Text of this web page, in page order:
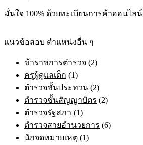
latest
มั่นใจ 100% ด้วยทะเบียนการค้าออนไลน์
แนวข้อสอบ ตำแหน่งอื่น ๆ
ข้าราชการตำรวจ (2)
ครูผู้ดูแลเด็ก (1)
ตำรวจชั้นประทวน (2)
ตำรวจชั้นสัญญาบัตร (2)
ตำรวจรัฐสภา (1)
ตำรวจสายอำนวยการ (6)
นักจดหมายเหตุ (1)